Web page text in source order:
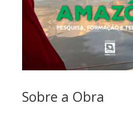
Sobre a Obra